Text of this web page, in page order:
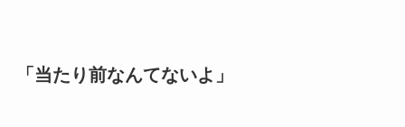
「当たり前なんてないよ」